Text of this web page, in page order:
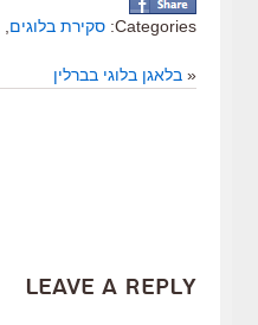
Categories: סקירת בלוגים
« בלאגן בלוגי בברלין
Leave a Reply